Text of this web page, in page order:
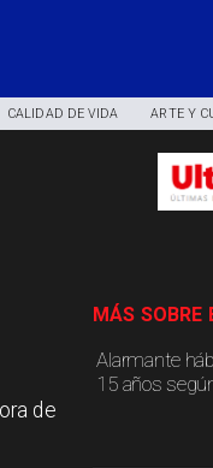
CALIDAD DE VIDA ARTE Y
Alarmante
15 años
MÁS SOBRE
de